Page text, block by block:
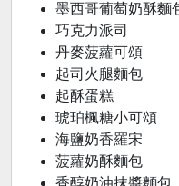
墨西哥葡萄奶酥麵
巧克力派司
丹麥菠蘿可頌
起司火腿麵包
起酥蛋糕
琥珀楓糖小可頌
海鹽奶香羅宋
菠蘿奶酥麵包
香醇奶油抹醬麵包